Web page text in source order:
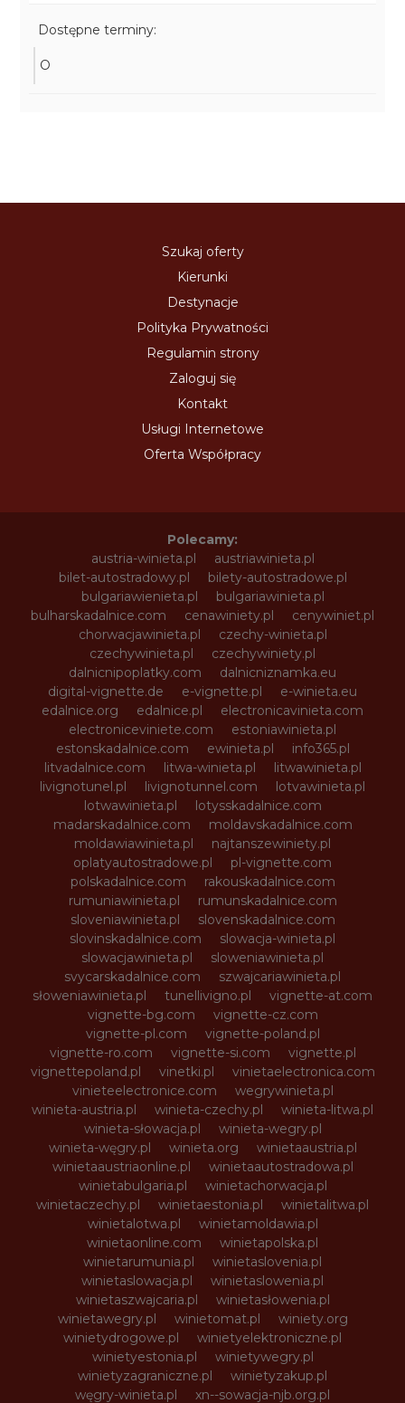
Dostępne terminy:
O
Szukaj oferty
Kierunki
Destynacje
Polityka Prywatności
Regulamin strony
Zaloguj się
Kontakt
Usługi Internetowe
Oferta Współpracy
Polecamy:
austria-winieta.pl
austriawinieta.pl
bilet-autostradowy.pl
bilety-autostradowe.pl
bulgariawienieta.pl
bulgariawinieta.pl
bulharskadalnice.com
cenawiniety.pl
cenywiniet.pl
chorwacjawinieta.pl
czechy-winieta.pl
czechywinieta.pl
czechywiniety.pl
dalnicnipoplatky.com
dalnicniznamka.eu
digital-vignette.de
e-vignette.pl
e-winieta.eu
edalnice.org
edalnice.pl
electronicavinieta.com
electroniceviniete.com
estoniawinieta.pl
estonskadalnice.com
ewinieta.pl
info365.pl
litvadalnice.com
litwa-winieta.pl
litwawinieta.pl
livignotunel.pl
livignotunnel.com
lotvawinieta.pl
lotwawinieta.pl
lotysskadalnice.com
madarskadalnice.com
moldavskadalnice.com
moldawiawinieta.pl
najtanszewiniety.pl
oplatyautostradowe.pl
pl-vignette.com
polskadalnice.com
rakouskadalnice.com
rumuniawinieta.pl
rumunskadalnice.com
sloveniawinieta.pl
slovenskadalnice.com
slovinskadalnice.com
slowacja-winieta.pl
slowacjawinieta.pl
sloweniawinieta.pl
svycarskadalnice.com
szwajcariawinieta.pl
słoweniawinieta.pl
tunellivigno.pl
vignette-at.com
vignette-bg.com
vignette-cz.com
vignette-pl.com
vignette-poland.pl
vignette-ro.com
vignette-si.com
vignette.pl
vignettepoland.pl
vinetki.pl
vinietaelectronica.com
vinieteelectronice.com
wegrywinieta.pl
winieta-austria.pl
winieta-czechy.pl
winieta-litwa.pl
winieta-słowacja.pl
winieta-wegry.pl
winieta-węgry.pl
winieta.org
winietaaustria.pl
winietaaustriaonline.pl
winietaautostradowa.pl
winietabulgaria.pl
winietachorwacja.pl
winietaczechy.pl
winietaestonia.pl
winietalitwa.pl
winietalotwa.pl
winietamoldawia.pl
winietaonline.com
winietapolska.pl
winietarumunia.pl
winietaslovenia.pl
winietaslowacja.pl
winietaslowenia.pl
winietaszwajcaria.pl
winietasłowenia.pl
winietawegry.pl
winietomat.pl
winiety.org
winietydrogowe.pl
winietyelektroniczne.pl
winietyestonia.pl
winietywegry.pl
winietyzagraniczne.pl
winietyzakup.pl
węgry-winieta.pl
xn--sowacja-njb.org.pl